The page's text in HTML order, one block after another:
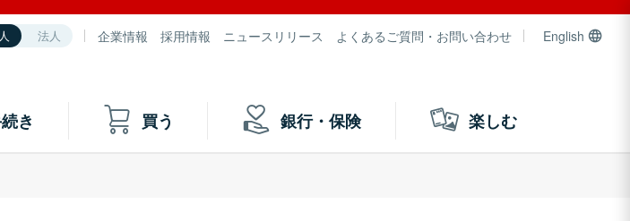
法人 企業情報 採用情報 ニュースリリース よくあるご質問・お問い合わせ English
き 買う 銀行・保険 楽しむ